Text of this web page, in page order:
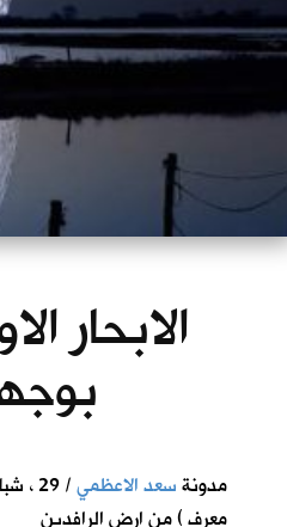
الابحار
مدونةسعد الاعظمي
معرف ) من ارض الرافدين